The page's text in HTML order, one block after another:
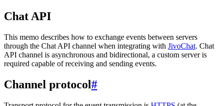
Chat API
This memo describes how to exchange events between servers
through the Chat API channel when integrating with JivoChat. Chat
API channel is asynchronous and bidirectional, a custom server is
required capable of receiving and sending events.
Channel protocol#